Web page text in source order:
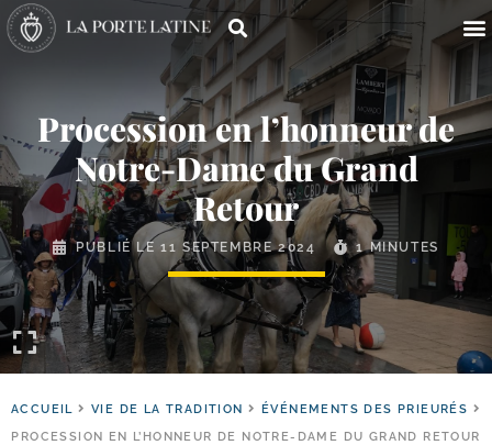
Procession en l’honneur de
Notre-​Dame du Grand
Retour
PUBLIÉ LE11 SEPTEMBRE 2024 1 MINUTES
ACCUEIL VIE DE LA TRADITION
ÉVÉNEMENTS DES PRIEURÉS
PROCESSION EN L’HONNEUR DE NOTRE-DAME DU GRAND RETOUR